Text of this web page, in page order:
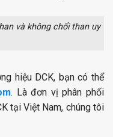
và không chổi than uy
hiệu DCK, bạn có thể
. Là đơn vị phân phối
tại Việt Nam, chúng tôi